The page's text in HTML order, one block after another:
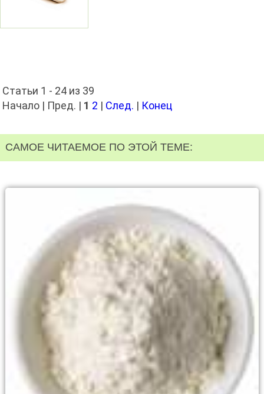
Статьи 1 - 24 из 39
Начало | Пред. | 1 2 | След. | Конец
САМОЕ ЧИТАЕМОЕ ПО ЭТОЙ ТЕМЕ: